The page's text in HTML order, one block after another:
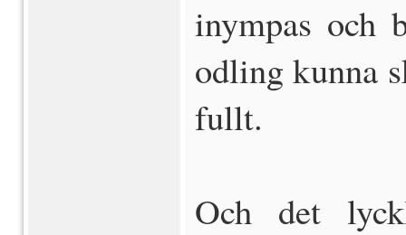
inympas och
odling kunna
fullt.
Och det